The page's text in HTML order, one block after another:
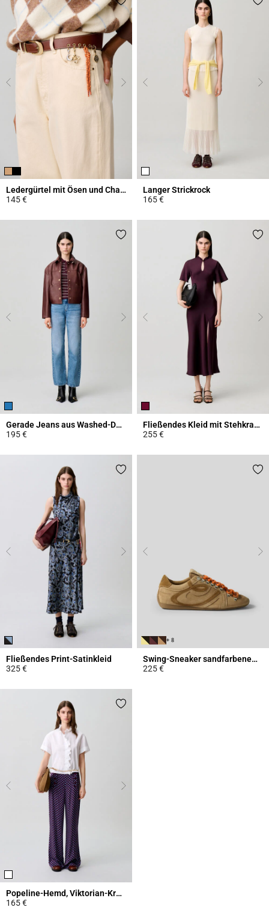
Ledergürtel mit Ösen und Charms
145 €
Langer Strickrock
165 €
Gerade Jeans aus Washed-Denim
195 €
Fließendes Kleid mit Stehkragen
255 €
Fließendes Print-Satinkleid
325 €
+ 8
Swing-Sneaker sandfarbenem Wildleder
225 €
Popeline-Hemd, Viktorian-Kragen
165 €